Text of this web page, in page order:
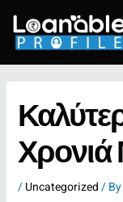
content
/Uncategorized/ By